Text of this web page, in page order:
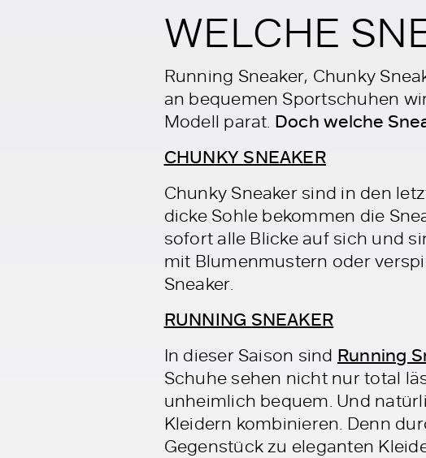
WELCHE
Running Sneaker, Chunky
an bequemen Sportschuhen
Modell parat. Doch welche
CHUNKY SNEAKER
Chunky Sneaker sind in den
dicke Sohle bekommen die
sofort alle Blicke auf sich und
mit Blumenmustern oder
Sneaker.
RUNNING SNEAKER
In dieser Saison sind Running
Schuhe sehen nicht nur total
unheimlich bequem. Und
Kleidern kombinieren. Denn
Gegenstück zu eleganten